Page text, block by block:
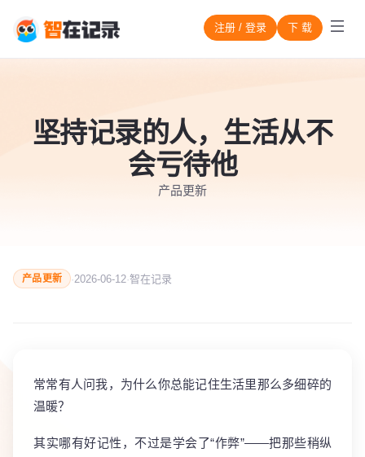
注册 / 登录 下 载
坚持记录的人，生活从不
会亏待他
产品更新
产品更新 ·2026-06-12·智在记录
常常有人问我，为什么你总能记住生活里那么多细碎的
温暖？
其实哪有好记性，不过是学会了“作弊”——把那些稍纵